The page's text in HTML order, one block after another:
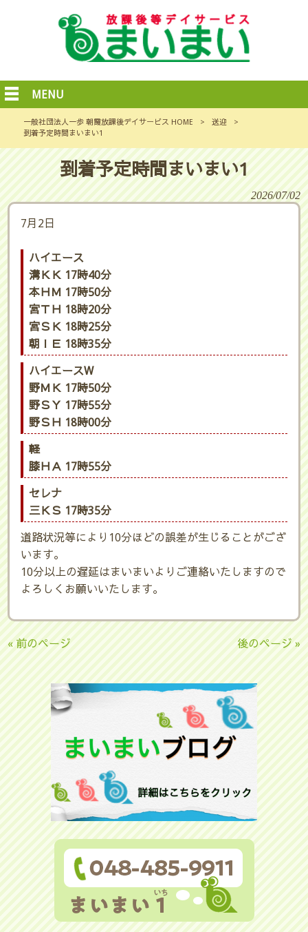
MENU
一般社団法人一歩 朝霞放課後デイサービス HOME > 送迎
>
到着予定時間まいまい1
到着予定時間まいまい1
2026/07/02
7月2日
ハイエース
溝ＫＫ 17時40分
本ＨＭ 17時50分
宮ＴＨ 18時20分
宮ＳＫ 18時25分
朝ＩＥ 18時35分
ハイエースW
野ＭＫ 17時50分
野ＳＹ 17時55分
野ＳＨ 18時00分
軽
膝ＨＡ 17時55分
セレナ
三ＫＳ 17時35分
道路状況等により10分ほどの誤差が生じることがござ
います。
10分以上の遅延はまいまいよりご連絡いたしますので
よろしくお願いいたします。
« 前のページ 後のページ »